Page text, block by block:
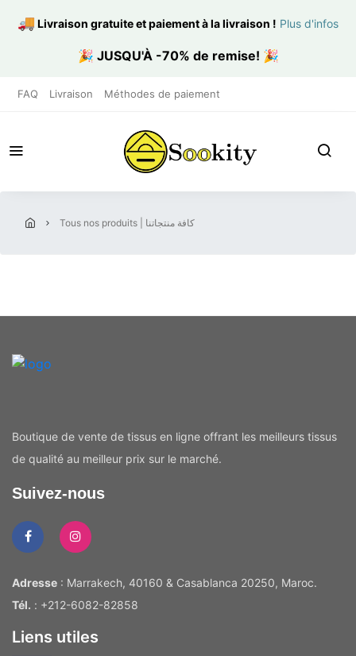
🚚 Livraison gratuite et paiement à la livraison ! Plus d'infos
🎉 JUSQU'À -70% de remise! 🎉
FAQ Livraison Méthodes de paiement
tous nos produits | كافة منتجاتنا
Boutique de vente de tissus en ligne offrant les meilleurs tissus
de qualité au meilleur prix sur le marché.
Suivez-nous
Adresse : Marrakech, 40160 & Casablanca 20250, Maroc.
Tél. : +212-6082-82858
Liens utiles